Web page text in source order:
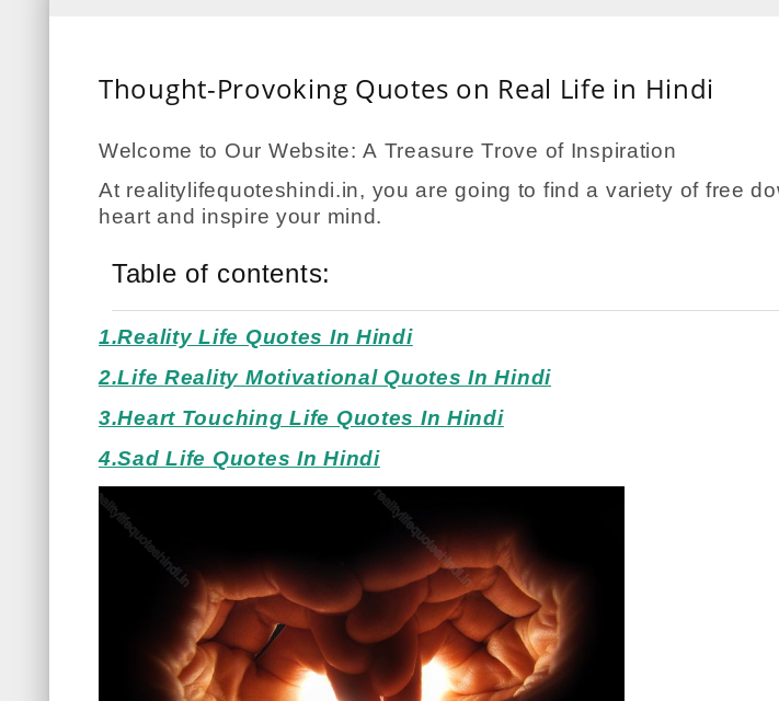
Thought-Provoking Quotes on Real Life in Hindi
Welcome to Our Website: A Treasure Trove of Inspiration
At realitylifequoteshindi.in, you are going to find a variety of free
heart and inspire your mind.
Table of contents:
1.Reality Life Quotes In Hindi
2.Life Reality Motivational Quotes In Hindi
3.Heart Touching Life Quotes In Hindi
4.Sad Life Quotes In Hindi